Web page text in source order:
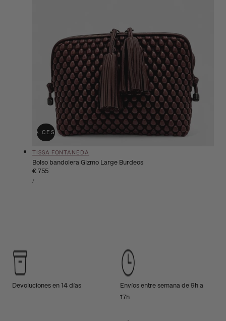
A LA CESTAAGOTADO
Proveedor:
TISSA FONTANEDA
Bolso bandolera Gizmo Large Burdeos
Precio
habitual
€ 755
PRECIO
UNITARIO
/POR
Devoluciones en 14 días
Envíos entre semana de 9h a
17h